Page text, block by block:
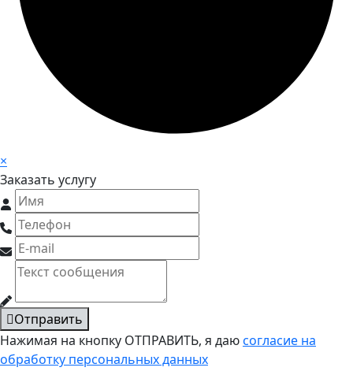
×
Заказать услугу
Отправить
Нажимая на кнопку ОТПРАВИТЬ, я даюсогласие на
обработку персональных данных